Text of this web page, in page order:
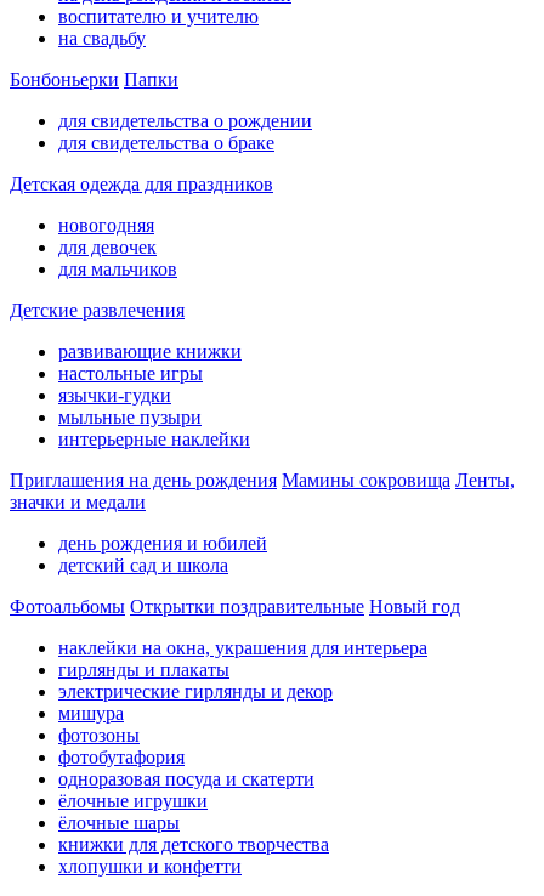
воспитателю и учителю
на свадьбу
Бонбоньерки Папки
для свидетельства о рождении
для свидетельства о браке
Детская одежда для праздников
новогодняя
для девочек
для мальчиков
Детские развлечения
развивающие книжки
настольные игры
язычки-гудки
мыльные пузыри
интерьерные наклейки
Приглашения на день рождения Мамины сокровища Ленты,
значки и медали
день рождения и юбилей
детский сад и школа
Фотоальбомы Открытки поздравительные Новый год
наклейки на окна, украшения для интерьера
гирлянды и плакаты
электрические гирлянды и декор
мишура
фотозоны
фотобутафория
одноразовая посуда и скатерти
ёлочные игрушки
ёлочные шары
книжки для детского творчества
хлопушки и конфетти